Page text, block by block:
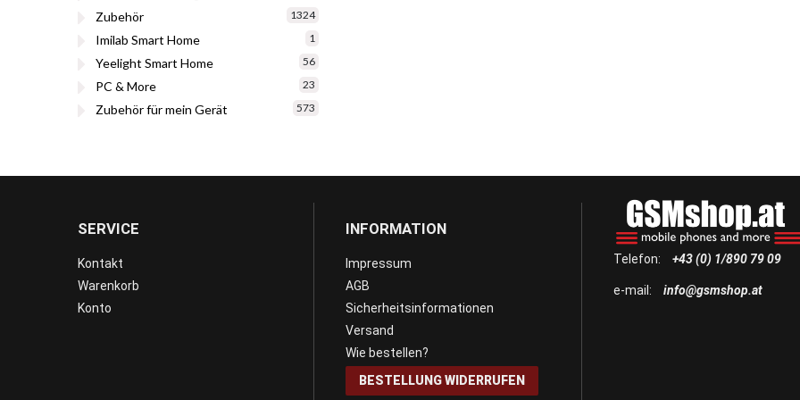
Zubehör 1324
Imilab Smart Home 1
Yeelight Smart Home 56
PC & More 23
Zubehör für mein Gerät 573
SERVICE
Kontakt
Warenkorb
Konto
INFORMATION
Impressum
AGB
Sicherheitsinformationen
Versand
Wie bestellen?
BESTELLUNG WIDERRUFEN
Telefon: +43 (0) 1/890 79 09
e-mail: info@gsmshop.at